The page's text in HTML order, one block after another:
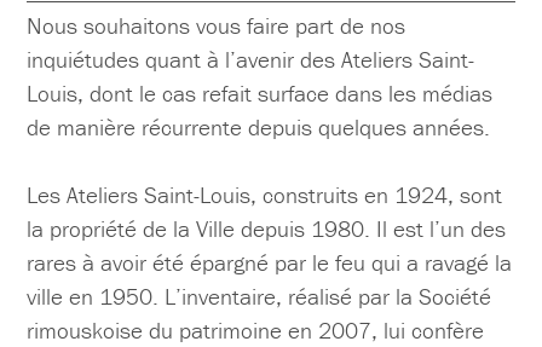
Nous souhaitons vous faire part de nos
inquiétudes quant à l’avenir des Ateliers Saint-
Louis, dont le cas refait surface dans les médias
de manière récurrente depuis quelques années.
Les Ateliers Saint-Louis, construits en 1924, sont
la propriété de la Ville depuis 1980. Il est l’un des
rares à avoir été épargné par le feu qui a ravagé la
ville en 1950. L’inventaire, réalisé par la Société
rimouskoise du patrimoine en 2007, lui confère